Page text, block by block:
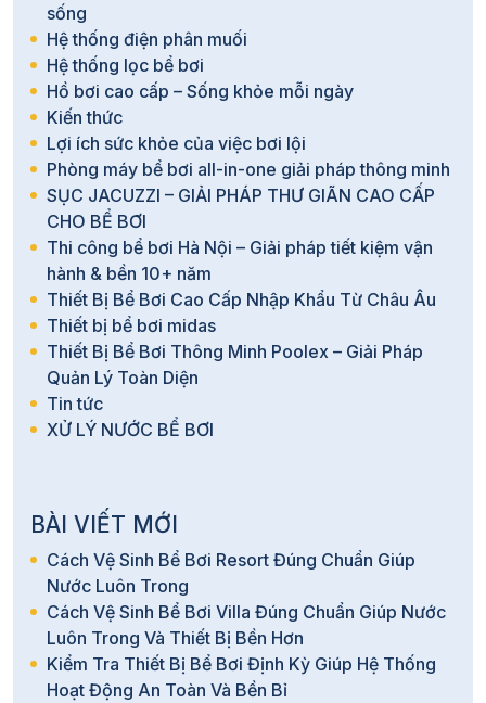
sống
Hệ thống điện phân muối
Hệ thống lọc bể bơi
Hồ bơi cao cấp – Sống khỏe mỗi ngày
Kiến thức
Lợi ích sức khỏe của việc bơi lội
Phòng máy bể bơi all-in-one giải pháp thông minh
SỤC JACUZZI – GIẢI PHÁP THƯ GIÃN CAO CẤP
CHO BỂ BƠI
Thi công bể bơi Hà Nội – Giải pháp tiết kiệm vận
hành & bền 10+ năm
Thiết Bị Bể Bơi Cao Cấp Nhập Khẩu Từ Châu Âu
Thiết bị bể bơi midas
Thiết Bị Bể Bơi Thông Minh Poolex – Giải Pháp
Quản Lý Toàn Diện
Tin tức
XỬ LÝ NƯỚC BỂ BƠI
BÀI VIẾT MỚI
Cách Vệ Sinh Bể Bơi Resort Đúng Chuẩn Giúp
Nước Luôn Trong
Cách Vệ Sinh Bể Bơi Villa Đúng Chuẩn Giúp Nước
Luôn Trong Và Thiết Bị Bền Hơn
Kiểm Tra Thiết Bị Bể Bơi Định Kỳ Giúp Hệ Thống
Hoạt Động An Toàn Và Bền Bỉ